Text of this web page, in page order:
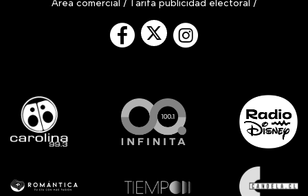
Área comercial / Tarifa publicidad electoral /